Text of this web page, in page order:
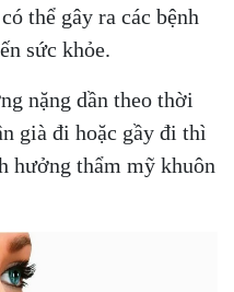
thể gây ra các bệnh
sức khỏe.
nặng dần theo thời
già đi hoặc gầy đi thì
hưởng thẩm mỹ khuôn